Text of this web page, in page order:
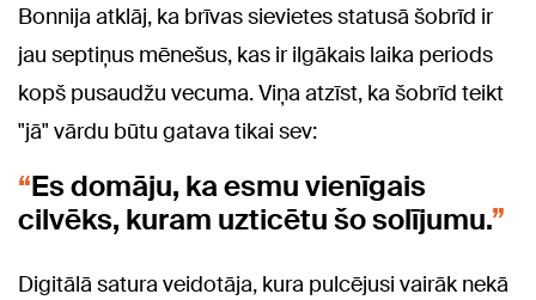
Bonnija atklāj, ka brīvas sievietes statusā šobrīd ir
jau septiņus mēnešus, kas ir ilgākais laika periods
kopš pusaudžu vecuma. Viņa atzīst, ka šobrīd teikt
"jā" vārdu būtu gatava tikai sev:
Es domāju, ka esmu vienīgais
cilvēks, kuram uzticētu šo solījumu.
Digitālā satura veidotāja, kura pulcējusi vairāk nekā